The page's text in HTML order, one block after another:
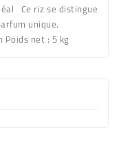
Ce riz se distingue
unique.
Poids net : 5 kg